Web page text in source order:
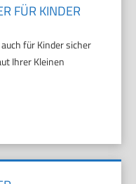
FÜR KINDER
für Kinder sicher
Ihrer Kleinen